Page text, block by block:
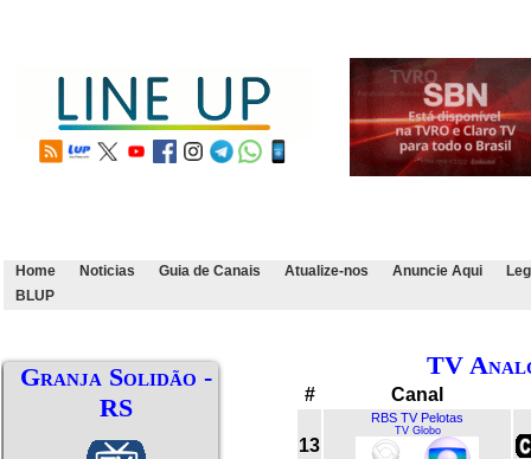
Home Noticias Guia de Canais Atualize-nos Anuncie Aqui
BLUP
Granja Solidão -
RS
TV
# Canal
13
RBS TV Pelotas
TV Globo